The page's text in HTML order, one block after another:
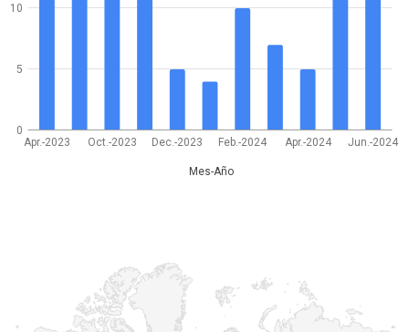
Apr.-2023 Oct.-2023 Dec.-2023 Feb.-2024 Apr.-2024 Jun.-2024
Mes-Año
0
5
10